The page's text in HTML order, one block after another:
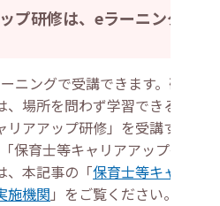
プ研修は、eラーニング
ニングで受講できます。研修
場所を問わず学習できるeラ
アアップ研修」を受講するの
保育士等キャリアアップ研
、本記事の「保育士等キャリア
施機関 」をご覧ください。